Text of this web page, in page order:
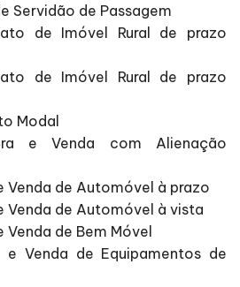
Servidão de Passagem
de Imóvel Rural de prazo
de Imóvel Rural de prazo
Modal
e Venda com Alienação
de Automóvel à prazo
de Automóvel à vista
de Bem Móvel
Venda de Equipamentos de